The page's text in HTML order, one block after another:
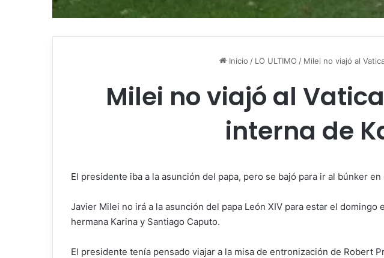
Inicio / LO ULTIMO / Milei no viajó al
Milei no viajó al
interna de
El presidente iba a la asunción del papa, pero se bajó para ir al búnker
Javier Milei no irá a la asunción del papa León XIV para estar el
hermana Karina y Santiago Caputo.
El presidente tenía pensado viajar a la misa de entronización de Robert